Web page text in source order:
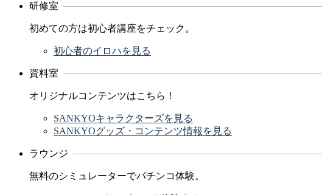
研修室
初めての方は初心者講座をチェック。
初心者のイロハを見る
資料室
オリジナルコンテンツはこちら！
SANKYOキャラクターズを見る
SANKYOグッズ・コンテンツ情報を見る
ラウンジ
無料のシミュレーターでパチンコ体験。